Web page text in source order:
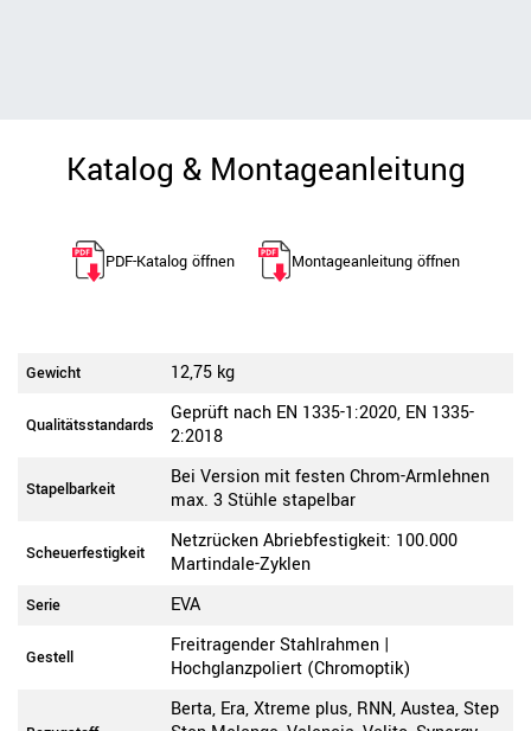
Katalog & Montageanleitung
PDF-Katalog öffnen Montageanleitung öffnen
Gewicht 12,75 kg
Qualitätsstandards
Geprüft nach EN 1335-1:2020, EN 1335-
2:2018
Stapelbarkeit
Bei Version mit festen Chrom-Armlehnen
max. 3 Stühle stapelbar
Scheuerfestigkeit
Netzrücken Abriebfestigkeit: 100.000
Martindale-Zyklen
Serie EVA
Gestell
Freitragender Stahlrahmen |
Hochglanzpoliert (Chromoptik)
Berta, Era, Xtreme plus, RNN, Austea, Step